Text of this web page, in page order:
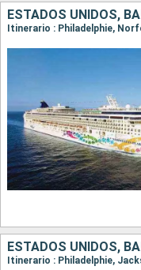
ESTADOS UNIDOS,
Itinerario : Philadelphie,
ESTADOS UNIDOS,
Itinerario : Philadelphie,